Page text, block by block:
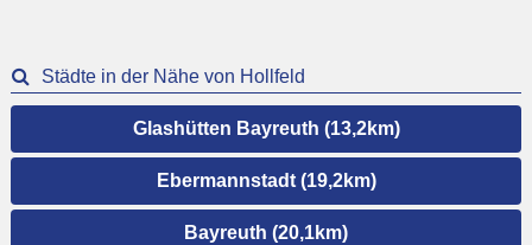
Städte in der Nähe von Hollfeld
Glashütten Bayreuth (13,2km)
Ebermannstadt (19,2km)
Bayreuth (20,1km)